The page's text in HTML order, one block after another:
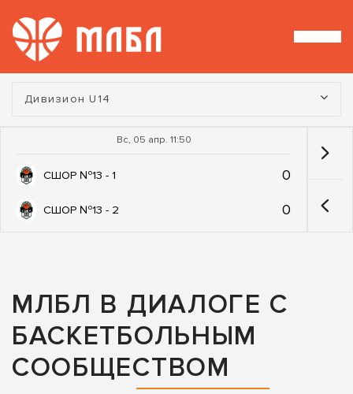
Турнир:
Дивизион U14
Вс, 05 апр. 11:50
СШОР №13 - 1 0
СШОР №13 - 2 0
МЛБЛ В ДИАЛОГЕ С
БАСКЕТБОЛЬНЫМ
СООБЩЕСТВОМ